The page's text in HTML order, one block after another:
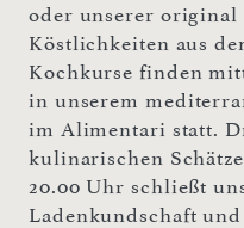
oder unserer original
Köstlichkeiten aus
Kochkurse finden
in unserem
im Alimentari statt.
kulinarischen
20.00 Uhr schließt
Ladenkundschaft